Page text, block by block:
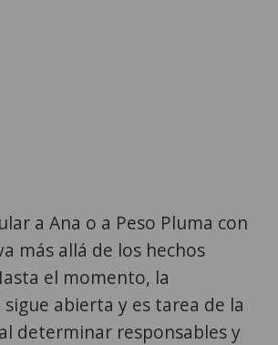
a Ana o a Peso Pluma con
más allá de los hechos
el momento, la
abierta y es tarea de la
determinar responsables y